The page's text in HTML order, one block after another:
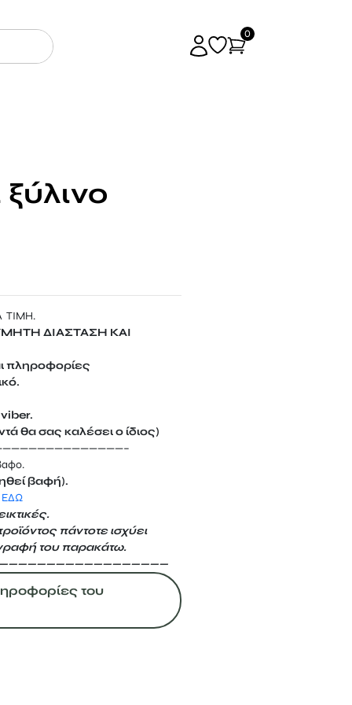
0
ΤΙΜΗ.
ΔΙΑΣΤΑΣΗ ΚΑΙ
πληροφορίες
θα σας καλέσει ο ίδιος)
βαφή).
ΕΔΩ
πάντοτε ισχύει
του παρακάτω.
του